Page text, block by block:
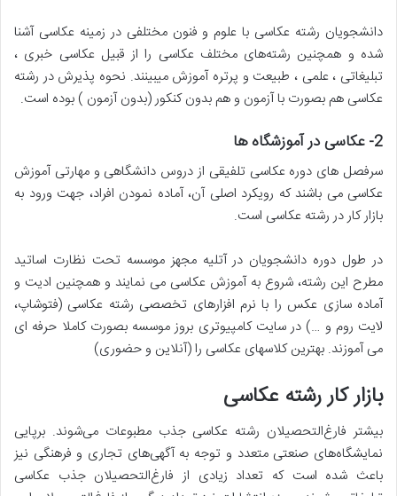
دانشجویان‌ رشته‌ عکاسی با علوم‌ و فنون‌ مختلفی در زمینه‌ عکاسی آشنا
شده‌ و همچنین‌ رشته‌های مختلف‌ عکاسی را از قبیل‌ عکاسی خبری ،
تبلیغاتی ، علمی ، طبیعت‌ و پرتره‌ آموزش‌ میبینند. نحوه پذیرش در رشته
عکاسی هم بصورت با آزمون و هم بدون کنکور (بدون آزمون ) بوده است.
2- عکاسی در آموزشگاه ها
سرفصل های دوره عکاسی تلفیقی از دروس دانشگاهی و مهارتی آموزش
عکاسی می باشند که رویکرد اصلی آن، آماده نمودن افراد، جهت ورود به
بازار کار در رشته عکاسی است.
در طول دوره دانشجویان در آتلیه مجهز موسسه تحت نظارت اساتید
مطرح این رشته، شروع به آموزش عکاسی می نمایند و همچنین ادیت و
آماده سازی عکس را با نرم افزارهای تخصصی رشته عکاسی (فتوشاپ،
لایت روم و …) در سایت کامپیوتری بروز موسسه بصورت کاملا حرفه ای
می آموزند. بهترین کلاسهای عکاسی را (آنلاین و حضوری)
بازار کار رشته عکاسی
بیشتر فارغ‌التحصیلان‌ رشته‌ عکاسی‌ جذب‌ مطبوعات‌ می‌شوند. برپایی‌
نمایشگاه‌های‌ صنعتی‌ متعدد و توجه‌ به‌ آگهی‌های‌ تجاری‌ و فرهنگی‌ نیز
باعث‌ شده‌ است‌ که‌ تعداد زیادی‌ از فارغ‌التحصیلان‌ جذب‌ عکاسی‌